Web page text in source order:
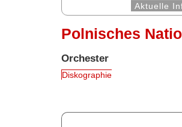
Aktuelle
Polnisches
Orchester
Diskographie